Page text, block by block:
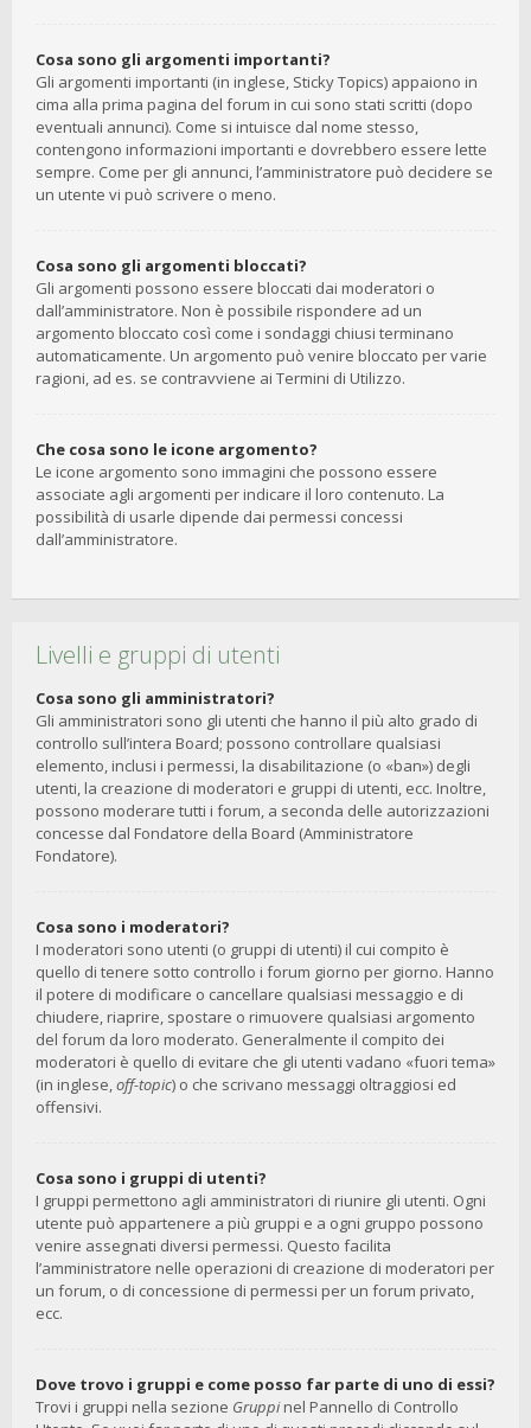
Cosa sono gli argomenti importanti?
Gli argomenti importanti (in inglese, Sticky Topics) appaiono in
cima alla prima pagina del forum in cui sono stati scritti (dopo
eventuali annunci). Come si intuisce dal nome stesso,
contengono informazioni importanti e dovrebbero essere lette
sempre. Come per gli annunci, l’amministratore può decidere se
un utente vi può scrivere o meno.
Cosa sono gli argomenti bloccati?
Gli argomenti possono essere bloccati dai moderatori o
dall’amministratore. Non è possibile rispondere ad un
argomento bloccato così come i sondaggi chiusi terminano
automaticamente. Un argomento può venire bloccato per varie
ragioni, ad es. se contravviene ai Termini di Utilizzo.
Che cosa sono le icone argomento?
Le icone argomento sono immagini che possono essere
associate agli argomenti per indicare il loro contenuto. La
possibilità di usarle dipende dai permessi concessi
dall’amministratore.
Livelli e gruppi di utenti
Cosa sono gli amministratori?
Gli amministratori sono gli utenti che hanno il più alto grado di
controllo sull’intera Board; possono controllare qualsiasi
elemento, inclusi i permessi, la disabilitazione (o «ban») degli
utenti, la creazione di moderatori e gruppi di utenti, ecc. Inoltre,
possono moderare tutti i forum, a seconda delle autorizzazioni
concesse dal Fondatore della Board (Amministratore
Fondatore).
Cosa sono i moderatori?
I moderatori sono utenti (o gruppi di utenti) il cui compito è
quello di tenere sotto controllo i forum giorno per giorno. Hanno
il potere di modificare o cancellare qualsiasi messaggio e di
chiudere, riaprire, spostare o rimuovere qualsiasi argomento
del forum da loro moderato. Generalmente il compito dei
moderatori è quello di evitare che gli utenti vadano «fuori tema»
(in inglese,off-topic) o che scrivano messaggi oltraggiosi ed
offensivi.
Cosa sono i gruppi di utenti?
I gruppi permettono agli amministratori di riunire gli utenti. Ogni
utente può appartenere a più gruppi e a ogni gruppo possono
venire assegnati diversi permessi. Questo facilita
l’amministratore nelle operazioni di creazione di moderatori per
un forum, o di concessione di permessi per un forum privato,
ecc.
Dove trovo i gruppi e come posso far parte di uno di essi?
Trovi i gruppi nella sezione Gruppinel Pannello di Controllo